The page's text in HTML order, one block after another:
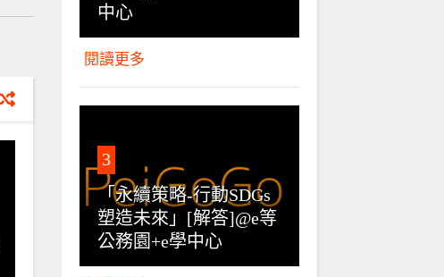
中心
閱讀更多
3
「永續策略-行動SDGs
塑造未來」[解答]@e等
公務園+e學中心